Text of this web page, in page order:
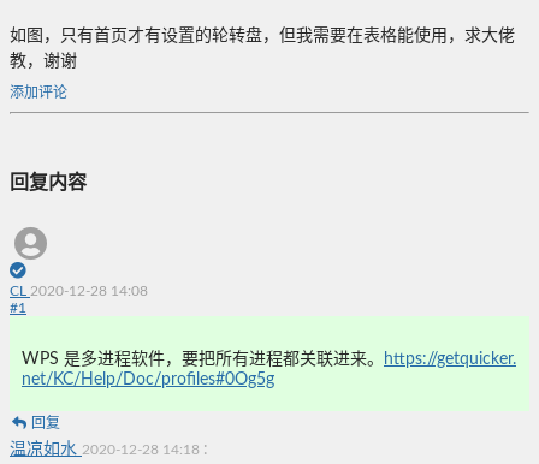
如图，只有首页才有设置的轮转盘，但我需要在表格能使用，求大佬
教，谢谢
添加评论
回复内容
CL 2020-12-28 14:08
#1
WPS 是多进程软件，要把所有进程都关联进来。
https://getquicker.
net/KC/Help/Doc/profiles#0Og5g
回复
温凉如水 2020-12-28 14:18 :